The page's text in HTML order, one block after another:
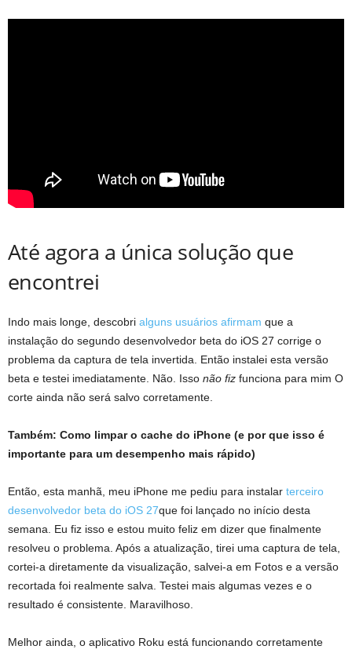
Até agora a única solução que
encontrei
Indo mais longe, descobri alguns usuários afirmam que a
instalação do segundo desenvolvedor beta do iOS 27 corrige o
problema da captura de tela invertida. Então instalei esta versão
beta e testei imediatamente. Não. Isso não fiz funciona para mim O
corte ainda não será salvo corretamente.
Também: Como limpar o cache do iPhone (e por que isso é
importante para um desempenho mais rápido)
Então, esta manhã, meu iPhone me pediu para instalar terceiro
desenvolvedor beta do iOS 27que foi lançado no início desta
semana. Eu fiz isso e estou muito feliz em dizer que finalmente
resolveu o problema. Após a atualização, tirei uma captura de tela,
cortei-a diretamente da visualização, salvei-a em Fotos e a versão
recortada foi realmente salva. Testei mais algumas vezes e o
resultado é consistente. Maravilhoso.
Melhor ainda, o aplicativo Roku está funcionando corretamente